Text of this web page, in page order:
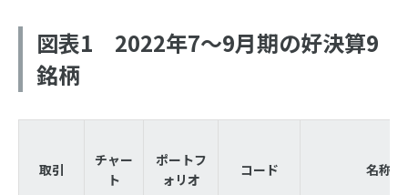
図表1 2022年7～9月期の好決算9
銘柄
取引
チャー
ト
ポートフ
ォリオ
コード 名称